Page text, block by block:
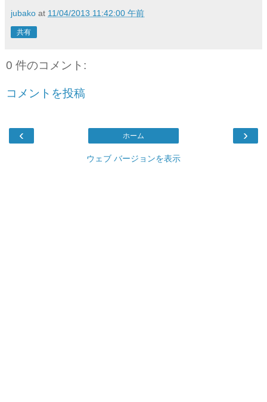
jubako at 11/04/2013 11:42:00 午前
共有
0 件のコメント:
コメントを投稿
‹ ›
ホーム
ウェブ バージョンを表示